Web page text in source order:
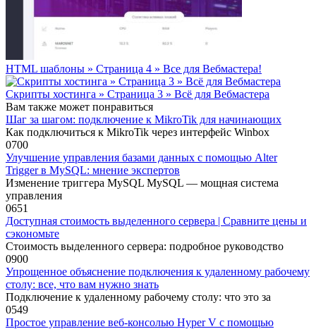
HTML шаблоны » Страница 4 » Все для Вебмастера!
Скрипты хостинга » Страница 3 » Всё для Вебмастера
Вам также может понравиться
Шаг за шагом: подключение к MikroTik для начинающих
Как подключиться к MikroTik через интерфейс Winbox
0700
Улучшение управления базами данных с помощью Alter
Trigger в MySQL: мнение экспертов
Изменение триггера MySQL MySQL — мощная система
управления
0651
Доступная стоимость выделенного сервера | Сравните цены и
сэкономьте
Стоимость выделенного сервера: подробное руководство
0900
Упрощенное объяснение подключения к удаленному рабочему
столу: все, что вам нужно знать
Подключение к удаленному рабочему столу: что это за
0549
Простое управление веб-консолью Hyper V с помощью